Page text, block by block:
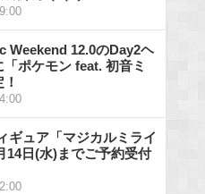
Weekend 12.0のDay2ヘ
ポケモン feat. 初音ミ
ギュア「マジカルミライ
14日(水)までご予約受付